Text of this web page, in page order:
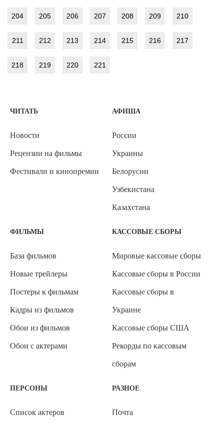
204 205 206 207 208 209 210
211 212 213 214 215 216 217
218 219 220 221
ЧИТАТЬ
Новости
Рецензии на фильмы
Фестивали и кинопремии
АФИША
России
Украины
Белорусии
Узбекистана
Казахстана
ФИЛЬМЫ
База фильмов
Новые трейлеры
Постеры к фильмам
Кадры из фильмов
Обои из фильмов
Обои с актерами
КАССОВЫЕ СБОРЫ
Мировые кассовые сборы
Кассовые сборы в России
Кассовые сборы в
Украине
Кассовые сборы США
Рекорды по кассовым
сборам
ПЕРСОНЫ
Список актеров
РАЗНОЕ
Почта